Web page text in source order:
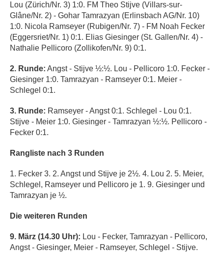
Lou (Zürich/Nr. 3) 1:0. FM Theo Stijve (Villars-sur-
Glâne/Nr. 2) - Gohar Tamrazyan (Erlinsbach AG/Nr. 10)
1:0. Nicola Ramseyer (Rubigen/Nr. 7) - FM Noah Fecker
(Eggersriet/Nr. 1) 0:1. Elias Giesinger (St. Gallen/Nr. 4) -
Nathalie Pellicoro (Zollikofen/Nr. 9) 0:1.
2. Runde: Angst - Stijve ½:½. Lou - Pellicoro 1:0. Fecker -
Giesinger 1:0. Tamrazyan - Ramseyer 0:1. Meier -
Schlegel 0:1.
3. Runde: Ramseyer - Angst 0:1. Schlegel - Lou 0:1.
Stijve - Meier 1:0. Giesinger - Tamrazyan ½:½. Pellicoro -
Fecker 0:1.
Rangliste nach 3 Runden
1. Fecker 3. 2. Angst und Stijve je 2½. 4. Lou 2. 5. Meier,
Schlegel, Ramseyer und Pellicoro je 1. 9. Giesinger und
Tamrazyan je ½.
Die weiteren Runden
9. März (14.30 Uhr): Lou - Fecker, Tamrazyan - Pellicoro,
Angst - Giesinger, Meier - Ramseyer, Schlegel - Stijve.